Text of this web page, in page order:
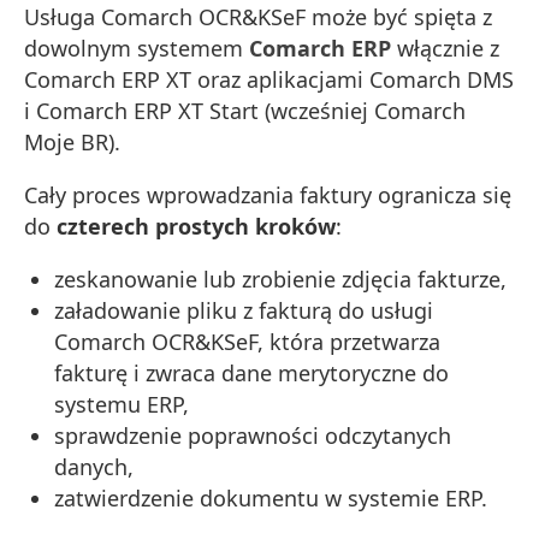
Usługa Comarch OCR&KSeF może być spięta z
dowolnym systemem Comarch ERP włącznie z
Comarch ERP XT oraz aplikacjami Comarch DMS
i Comarch ERP XT Start (wcześniej Comarch
Moje BR).
Cały proces wprowadzania faktury ogranicza się
do czterech prostych kroków:
zeskanowanie lub zrobienie zdjęcia fakturze,
załadowanie pliku z fakturą do usługi
Comarch OCR&KSeF, która przetwarza
fakturę i zwraca dane merytoryczne do
systemu ERP,
sprawdzenie poprawności odczytanych
danych,
zatwierdzenie dokumentu w systemie ERP.